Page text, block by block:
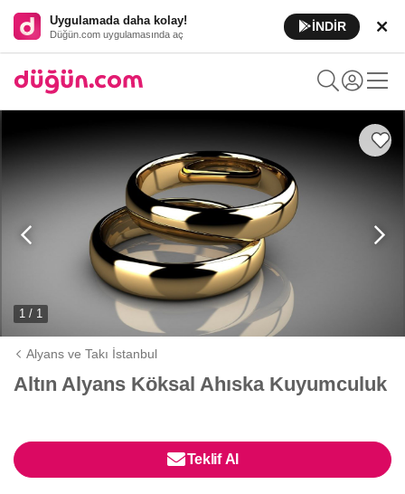
Uygulamada daha kolay!
Düğün.com uygulamasında aç
İNDİR
1 / 1
Alyans ve Takı İstanbul
Altın Alyans Köksal Ahıska Kuyumculuk
Teklif Al